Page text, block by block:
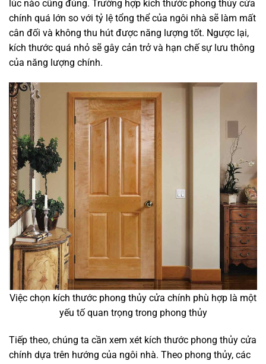
lúc nào cũng đúng. Trường hợp kích thước phong thủy cửa
chính quá lớn so với tỷ lệ tổng thể của ngôi nhà sẽ làm mất
cân đối và không thu hút được năng lượng tốt. Ngược lại,
kích thước quá nhỏ sẽ gây cản trở và hạn chế sự lưu thông
của năng lượng chính.
Việc chọn kích thước phong thủy cửa chính phù hợp là một
yếu tố quan trọng trong phong thủy
Tiếp theo, chúng ta cần xem xét kích thước phong thủy cửa
chính dựa trên hướng của ngôi nhà. Theo phong thủy, các